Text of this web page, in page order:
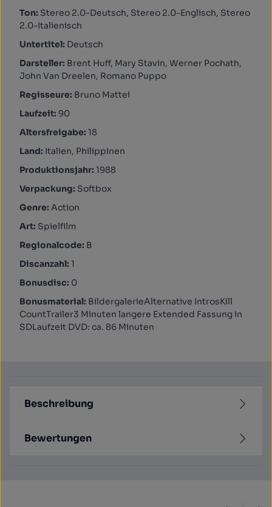
Ton: Stereo 2.0-Deutsch, Stereo 2.0-Englisch, Stereo
2.0-Italienisch
Untertitel: Deutsch
Darsteller: Brent Huff, Mary Stavin, Werner Pochath,
John Van Dreelen, Romano Puppo
Regisseure: Bruno Mattei
Laufzeit: 90
Altersfreigabe: 18
Land: Italien, Philippinen
Produktionsjahr: 1988
Verpackung: Softbox
Genre: Action
Art: Spielfilm
Regionalcode: B
Discanzahl: 1
Bonusdisc: 0
Bonusmaterial: BildergalerieAlternative IntrosKill
CountTrailer3 Minuten langere Extended Fassung in
SDLaufzeit DVD: ca. 86 Minuten
Beschreibung
Bewertungen